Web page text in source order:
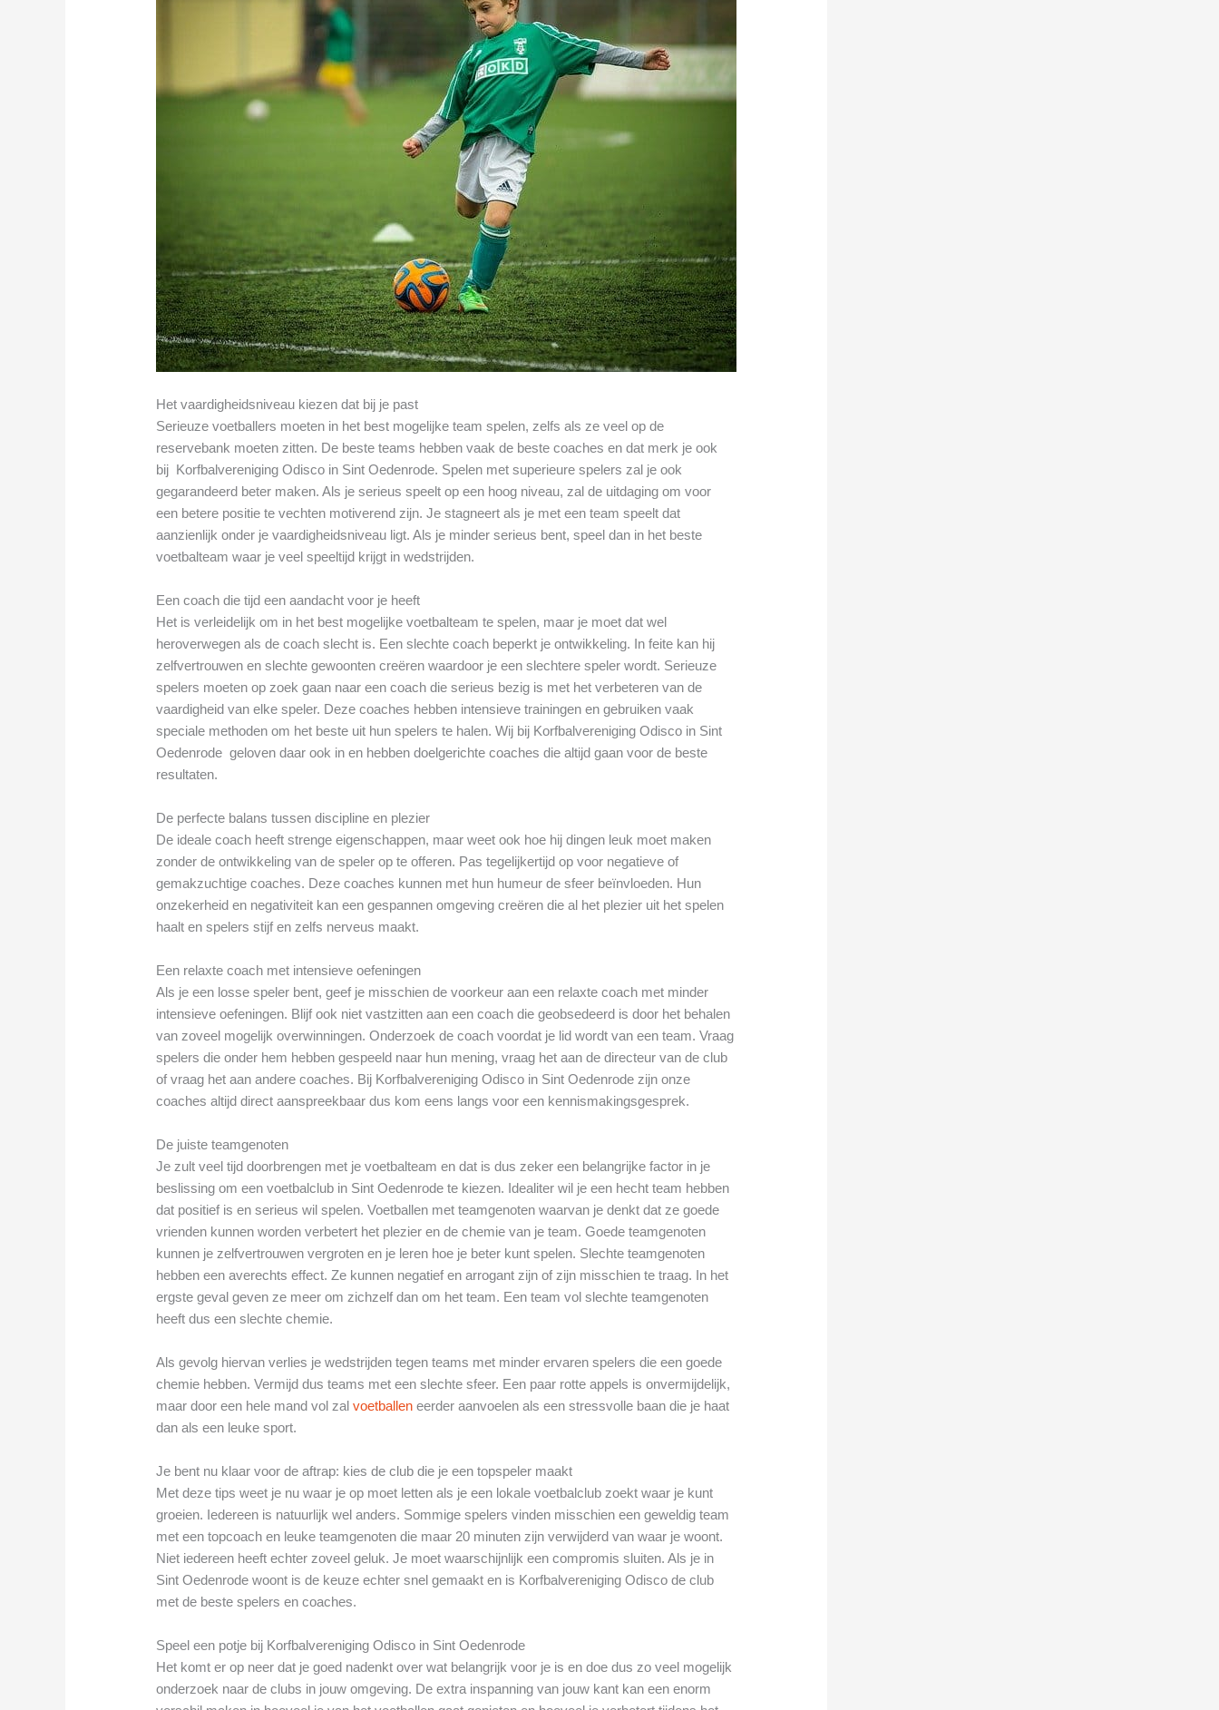
Het vaardigheidsniveau kiezen dat bij je past
Serieuze voetballers moeten in het best mogelijke team spelen, zelfs als ze veel op de
reservebank moeten zitten. De beste teams hebben vaak de beste coaches en dat merk je ook
bij Korfbalvereniging Odisco in Sint Oedenrode. Spelen met superieure spelers zal je ook
gegarandeerd beter maken. Als je serieus speelt op een hoog niveau, zal de uitdaging om voor
een betere positie te vechten motiverend zijn. Je stagneert als je met een team speelt dat
aanzienlijk onder je vaardigheidsniveau ligt. Als je minder serieus bent, speel dan in het beste
voetbalteam waar je veel speeltijd krijgt in wedstrijden.
Een coach die tijd een aandacht voor je heeft
Het is verleidelijk om in het best mogelijke voetbalteam te spelen, maar je moet dat wel
heroverwegen als de coach slecht is. Een slechte coach beperkt je ontwikkeling. In feite kan hij
zelfvertrouwen en slechte gewoonten creëren waardoor je een slechtere speler wordt. Serieuze
spelers moeten op zoek gaan naar een coach die serieus bezig is met het verbeteren van de
vaardigheid van elke speler. Deze coaches hebben intensieve trainingen en gebruiken vaak
speciale methoden om het beste uit hun spelers te halen. Wij bij Korfbalvereniging Odisco in Sint
Oedenrode geloven daar ook in en hebben doelgerichte coaches die altijd gaan voor de beste
resultaten.
De perfecte balans tussen discipline en plezier
De ideale coach heeft strenge eigenschappen, maar weet ook hoe hij dingen leuk moet maken
zonder de ontwikkeling van de speler op te offeren. Pas tegelijkertijd op voor negatieve of
gemakzuchtige coaches. Deze coaches kunnen met hun humeur de sfeer beïnvloeden. Hun
onzekerheid en negativiteit kan een gespannen omgeving creëren die al het plezier uit het spelen
haalt en spelers stijf en zelfs nerveus maakt.
Een relaxte coach met intensieve oefeningen
Als je een losse speler bent, geef je misschien de voorkeur aan een relaxte coach met minder
intensieve oefeningen. Blijf ook niet vastzitten aan een coach die geobsedeerd is door het behalen
van zoveel mogelijk overwinningen. Onderzoek de coach voordat je lid wordt van een team. Vraag
spelers die onder hem hebben gespeeld naar hun mening, vraag het aan de directeur van de club
of vraag het aan andere coaches. Bij Korfbalvereniging Odisco in Sint Oedenrode zijn onze
coaches altijd direct aanspreekbaar dus kom eens langs voor een kennismakingsgesprek.
De juiste teamgenoten
Je zult veel tijd doorbrengen met je voetbalteam en dat is dus zeker een belangrijke factor in je
beslissing om een voetbalclub in Sint Oedenrode te kiezen. Idealiter wil je een hecht team hebben
dat positief is en serieus wil spelen. Voetballen met teamgenoten waarvan je denkt dat ze goede
vrienden kunnen worden verbetert het plezier en de chemie van je team. Goede teamgenoten
kunnen je zelfvertrouwen vergroten en je leren hoe je beter kunt spelen. Slechte teamgenoten
hebben een averechts effect. Ze kunnen negatief en arrogant zijn of zijn misschien te traag. In het
ergste geval geven ze meer om zichzelf dan om het team. Een team vol slechte teamgenoten
heeft dus een slechte chemie.
Als gevolg hiervan verlies je wedstrijden tegen teams met minder ervaren spelers die een goede
chemie hebben. Vermijd dus teams met een slechte sfeer. Een paar rotte appels is onvermijdelijk,
maar door een hele mand vol zalvoetballen eerder aanvoelen als een stressvolle baan die je haat
dan als een leuke sport.
Je bent nu klaar voor de aftrap: kies de club die je een topspeler maakt
Met deze tips weet je nu waar je op moet letten als je een lokale voetbalclub zoekt waar je kunt
groeien. Iedereen is natuurlijk wel anders. Sommige spelers vinden misschien een geweldig team
met een topcoach en leuke teamgenoten die maar 20 minuten zijn verwijderd van waar je woont.
Niet iedereen heeft echter zoveel geluk. Je moet waarschijnlijk een compromis sluiten. Als je in
Sint Oedenrode woont is de keuze echter snel gemaakt en is Korfbalvereniging Odisco de club
met de beste spelers en coaches.
Speel een potje bij Korfbalvereniging Odisco in Sint Oedenrode
Het komt er op neer dat je goed nadenkt over wat belangrijk voor je is en doe dus zo veel mogelijk
onderzoek naar de clubs in jouw omgeving. De extra inspanning van jouw kant kan een enorm